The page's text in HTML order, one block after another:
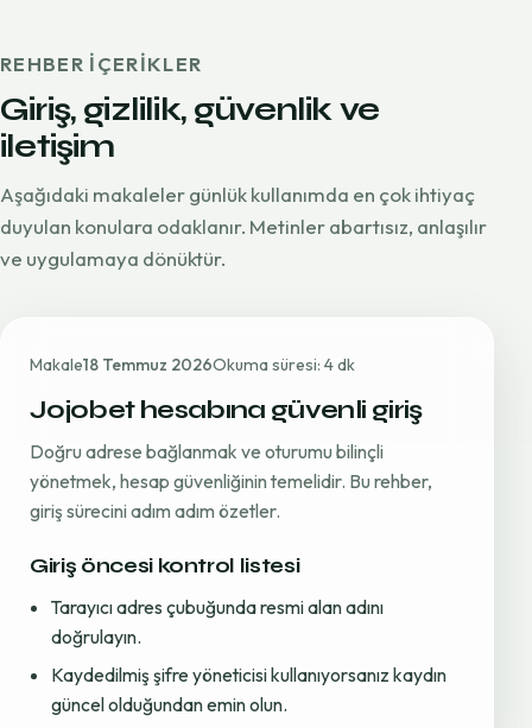
REHBER IÇERIKLER
Giriş, gizlilik, güvenlik ve
iletişim
Aşağıdaki makaleler günlük kullanımda en çok ihtiyaç
duyulan konulara odaklanır. Metinler abartısız, anlaşılır
ve uygulamaya dönüktür.
Makale18 Temmuz 2026Okuma süresi: 4 dk
Jojobet hesabına güvenli giriş
Doğru adrese bağlanmak ve oturumu bilinçli
yönetmek, hesap güvenliğinin temelidir. Bu rehber,
giriş sürecini adım adım özetler.
Giriş öncesi kontrol listesi
Tarayıcı adres çubuğunda resmi alan adını
doğrulayın.
Kaydedilmiş şifre yöneticisi kullanıyorsanız kaydın
güncel olduğundan emin olun.